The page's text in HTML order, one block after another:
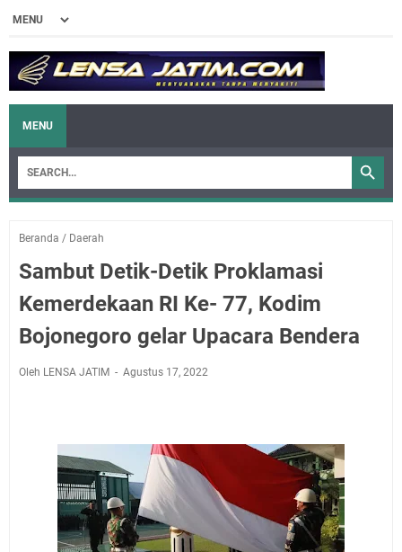
MENU
Beranda / Daerah
Sambut Detik-Detik Proklamasi
Kemerdekaan RI Ke- 77, Kodim
Bojonegoro gelar Upacara Bendera
Oleh LENSA JATIM Agustus 17, 2022